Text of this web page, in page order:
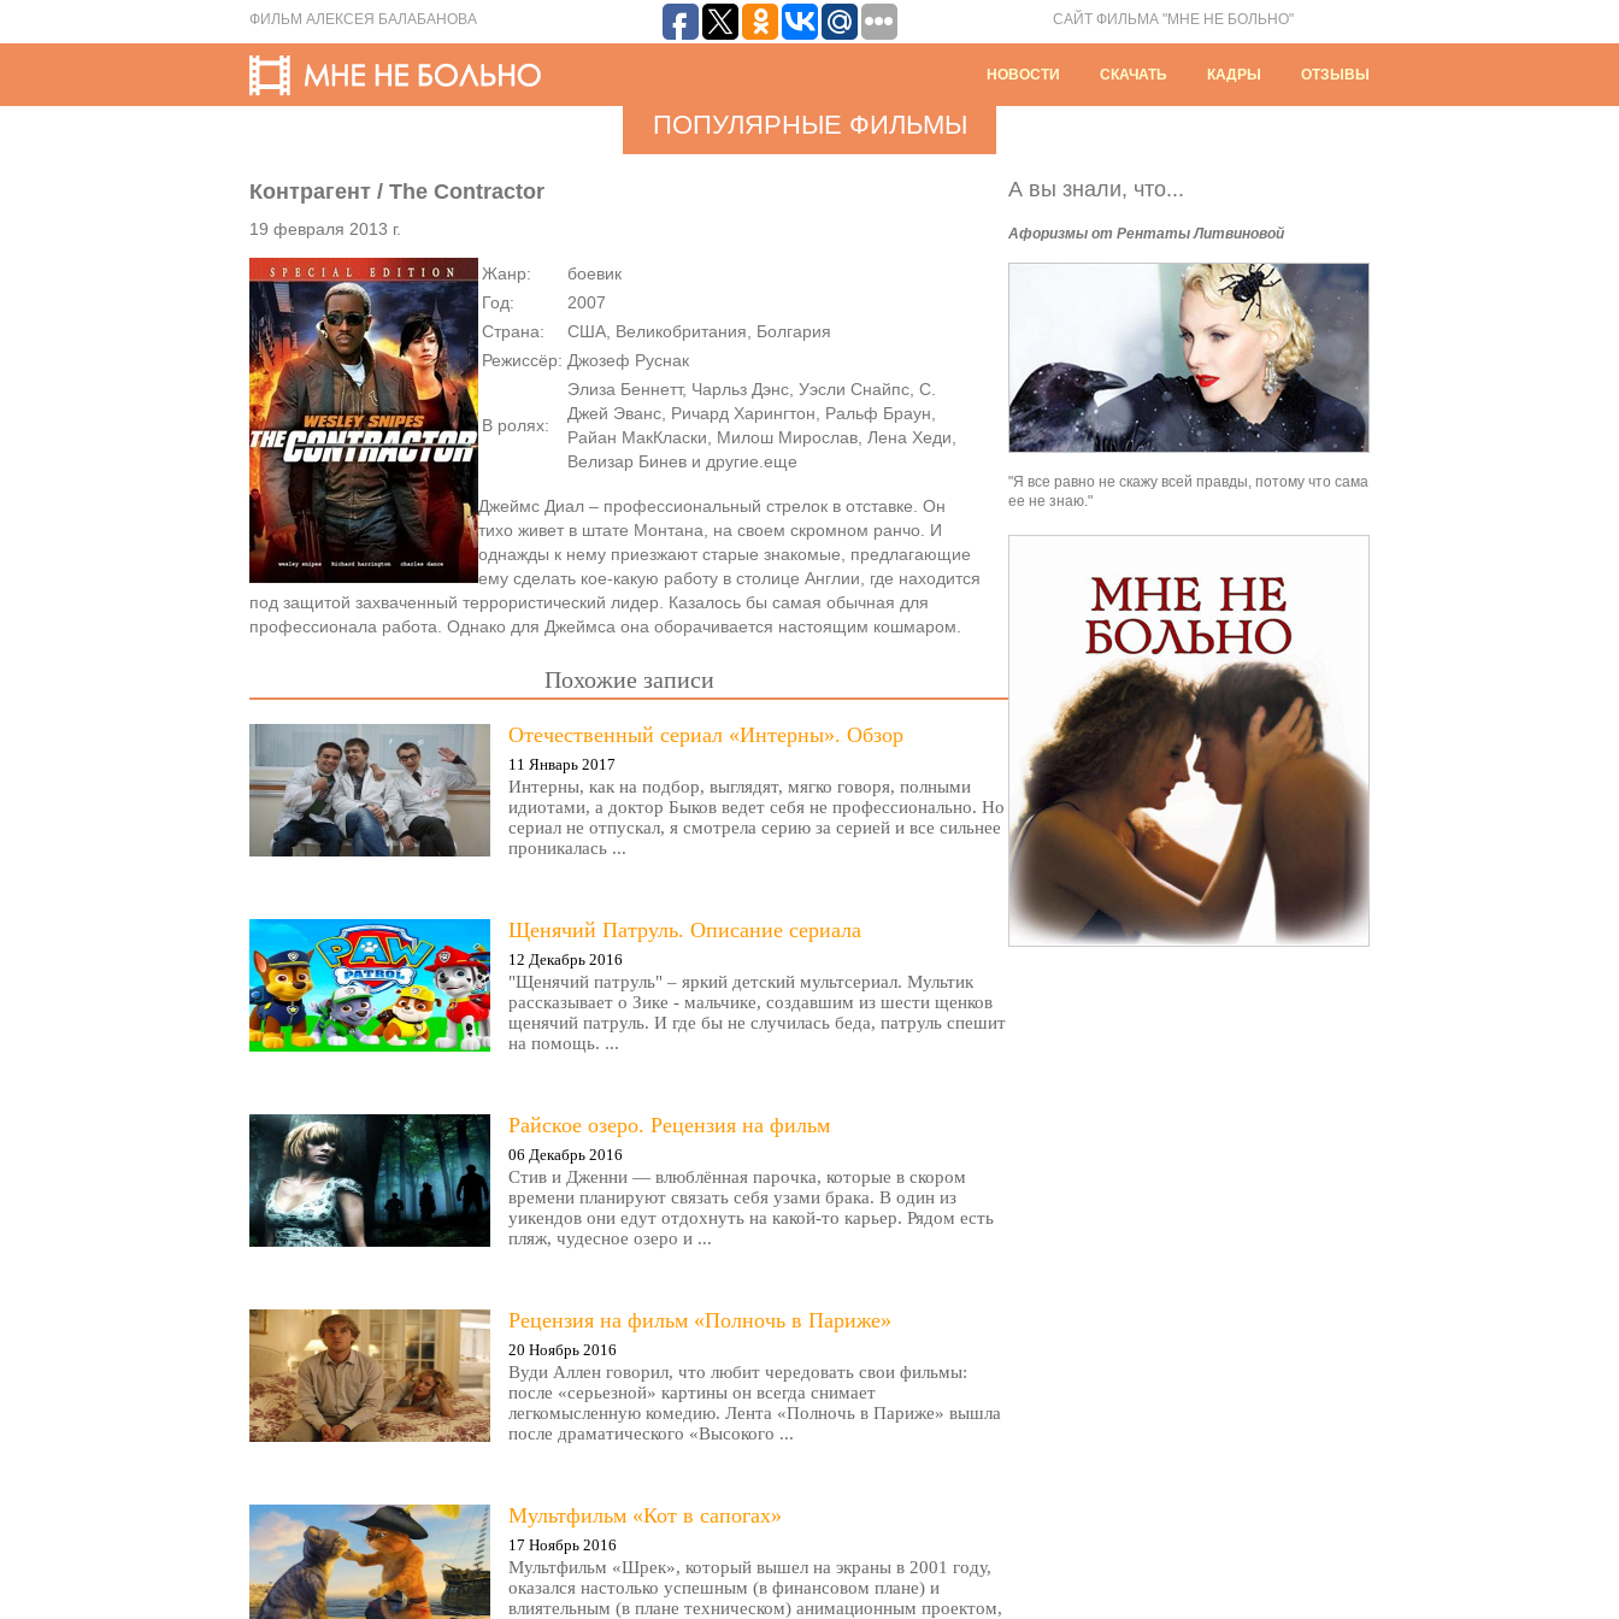
ФИЛЬМ АЛЕКСЕЯ БАЛАБАНОВА САЙТ ФИЛЬМА "МНЕ НЕ БОЛЬНО"
НОВОСТИ СКАЧАТЬ КАДРЫ ОТЗЫВЫ
ПОПУЛЯРНЫЕ ФИЛЬМЫ
Контрагент / The Contractor
19 февраля 2013 г.
Жанр:
боевик
Год:
2007
Страна:
США, Великобритания, Болгария
Режиссёр: Джозеф Руснак
В ролях:
Элиза Беннетт, Чарльз Дэнс, Уэсли Снайпс, С.
Джей Эванс, Ричард Харингтон, Ральф Браун,
Райан МакКласки, Милош Мирослав, Лена Хеди,
Велизар Бинев и другие.еще
Джеймс Диал – профессиональный стрелок в отставке. Он
тихо живет в штате Монтана, на своем скромном ранчо. И
однажды к нему приезжают старые знакомые, предлагающие
ему сделать кое-какую работу в столице Англии, где находится
под защитой захваченный террористический лидер. Казалось бы самая обычная для
профессионала работа. Однако для Джеймса она оборачивается настоящим кошмаром.
Похожие записи
Отечественный сериал «Интерны». Обзор
11 Январь 2017
Интерны, как на подбор, выглядят, мягко говоря, полными
идиотами, а доктор Быков ведет себя не профессионально. Но
сериал не отпускал, я смотрела серию за серией и все сильнее
проникалась ...
Щенячий Патруль. Описание сериала
12 Декабрь 2016
"Щенячий патруль" – яркий детский мультсериал. Мультик
рассказывает о Зике - мальчике, создавшим из шести щенков
щенячий патруль. И где бы не случилась беда, патруль спешит
на помощь. ...
Райское озеро. Рецензия на фильм
06 Декабрь 2016
Стив и Дженни — влюблённая парочка, которые в скором
времени планируют связать себя узами брака. В один из
уикендов они едут отдохнуть на какой-то карьер. Рядом есть
пляж, чудесное озеро и ...
Рецензия на фильм «Полночь в Париже»
20 Ноябрь 2016
Вуди Аллен говорил, что любит чередовать свои фильмы:
после «серьезной» картины он всегда снимает
легкомысленную комедию. Лента «Полночь в Париже» вышла
после драматического «Высокого ...
Мультфильм «Кот в сапогах»
17 Ноябрь 2016
Мультфильм «Шрек», который вышел на экраны в 2001 году,
оказался настолько успешным (в финансовом плане) и
влиятельным (в плане техническом) анимационным проектом,
А вы знали, что...
Афоризмы от Рентаты Литвиновой
"Я все равно не скажу всей правды, потому что сама
ее не знаю."